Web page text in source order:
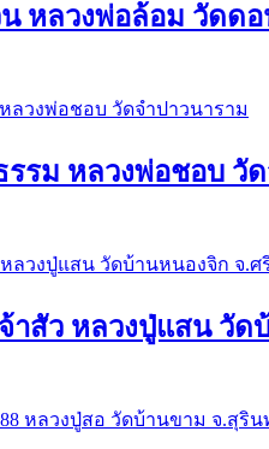
หลวงพ่อล้อม วัดด
รรม หลวงพ่อชอบ วั
าสัว หลวงปู่แสน วัด